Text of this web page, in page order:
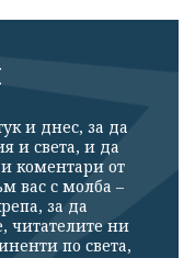
и днес, за да
и света, и да
коментари от
вас с молба –
за да
читателите ни
по света,